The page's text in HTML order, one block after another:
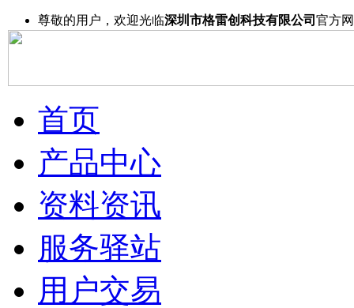
尊敬的用户，欢迎光临深圳市格雷创科技有限公司 官方
首页
产品中心
资料资讯
服务驿站
用户交易